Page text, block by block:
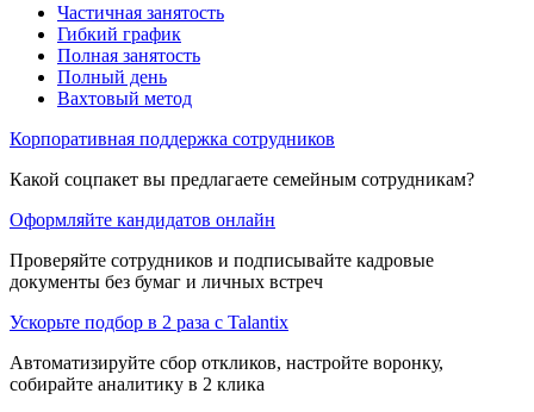
Частичная занятость
Гибкий график
Полная занятость
Полный день
Вахтовый метод
Корпоративная поддержка сотрудников
Какой соцпакет вы предлагаете семейным сотрудникам?
Оформляйте кандидатов онлайн
Проверяйте сотрудников и подписывайте кадровые
документы без бумаг и личных встреч
Ускорьте подбор в 2 раза с Talantix
Автоматизируйте сбор откликов, настройте воронку,
собирайте аналитику в 2 клика